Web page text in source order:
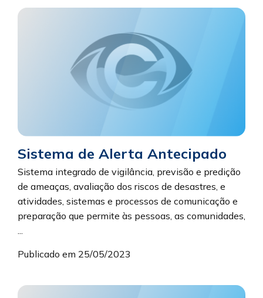
Sistema de Alerta Antecipado
Sistema integrado de vigilância, previsão e predição
de ameaças, avaliação dos riscos de desastres, e
atividades, sistemas e processos de comunicação e
preparação que permite às pessoas, as comunidades,
Publicado em 25/05/2023